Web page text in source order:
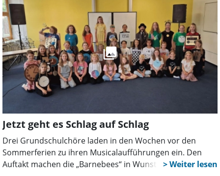
Jetzt geht es Schlag auf Schlag
Drei Grundschulchöre laden in den Wochen vor den
Sommerferien zu ihren Musicalaufführungen ein. Den
Auftakt machen die „Barnebees“ in Wunstorf, gefolgt von